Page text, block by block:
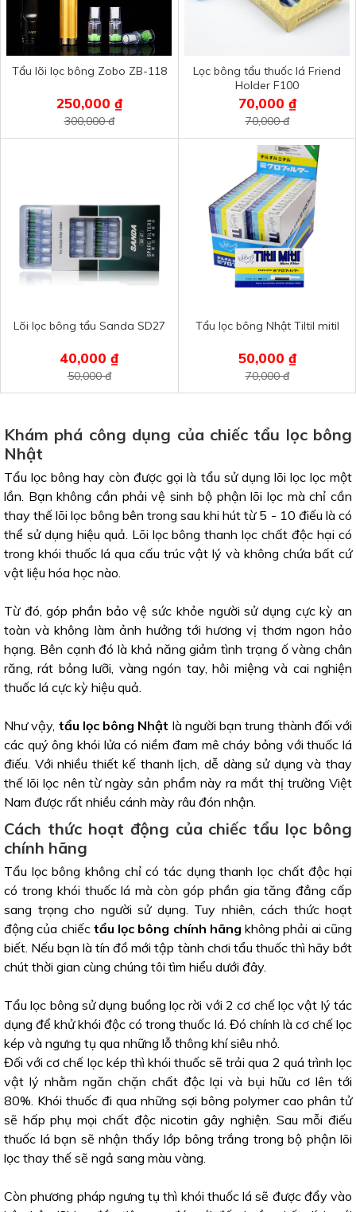
Tẩu lõi lọc bông Zobo ZB-118
250,000 ₫
300,000 đ
Lọc bông tẩu thuốc lá Friend
Holder F100
70,000 ₫
70,000 đ
Lõi lọc bông tẩu Sanda SD27
40,000 ₫
50,000 đ
Tẩu lọc bông Nhật Tiltil mitil
50,000 ₫
70,000 đ
Khám phá công dụng của chiếc tẩu lọc bông
Nhật
Tẩu lọc bông hay còn được gọi là tẩu sử dụng lõi lọc lọc một
lần. Bạn không cần phải vệ sinh bộ phận lõi lọc mà chỉ cần
thay thế lõi lọc bông bên trong sau khi hút từ 5 - 10 điếu là có
thể sử dụng hiệu quả. Lõi lọc bông thanh lọc chất độc hại có
trong khói thuốc lá qua cấu trúc vật lý và không chứa bất cứ
vật liệu hóa học nào.
Từ đó, góp phần bảo vệ sức khỏe người sử dụng cực kỳ an
toàn và không làm ảnh hưởng tới hương vị thơm ngon hảo
hạng. Bên cạnh đó là khả năng giảm tình trạng ố vàng chân
răng, rát bỏng lưỡi, vàng ngón tay, hôi miệng và cai nghiện
thuốc lá cực kỳ hiệu quả.
Như vậy, tẩu lọc bông Nhật là người bạn trung thành đối với
các quý ông khói lửa có niềm đam mê cháy bỏng với thuốc lá
điếu. Với nhiều thiết kế thanh lịch, dễ dàng sử dụng và thay
thế lõi lọc nên từ ngày sản phẩm này ra mắt thị trường Việt
Nam được rất nhiều cánh mày râu đón nhận.
Cách thức hoạt động của chiếc tẩu lọc bông
chính hãng
Tẩu lọc bông không chỉ có tác dụng thanh lọc chất độc hại
có trong khói thuốc lá mà còn góp phần gia tăng đẳng cấp
sang trọng cho người sử dụng. Tuy nhiên, cách thức hoạt
động của chiếc tẩu lọc bông chính hãng không phải ai cũng
biết. Nếu bạn là tín đồ mới tập tành chơi tẩu thuốc thì hãy bớt
chút thời gian cùng chúng tôi tìm hiểu dưới đây.
Tẩu lọc bông sử dụng buồng lọc rời với 2 cơ chế lọc vật lý tác
dụng để khử khói độc có trong thuốc lá. Đó chính là cơ chế lọc
kép và ngưng tụ qua những lỗ thông khí siêu nhỏ.
Đối với cơ chế lọc kép thì khói thuốc sẽ trải qua 2 quá trình lọc
vật lý nhằm ngăn chặn chất độc lại và bụi hữu cơ lên tới
80%. Khói thuốc đi qua những sợi bông polymer cao phân tử
sẽ hấp phụ mọi chất độc nicotin gây nghiện. Sau mỗi điếu
thuốc lá bạn sẽ nhận thấy lớp bông trắng trong bộ phận lõi
lọc thay thế sẽ ngả sang màu vàng.
Còn phương pháp ngưng tụ thì khói thuốc lá sẽ được đẩy vào